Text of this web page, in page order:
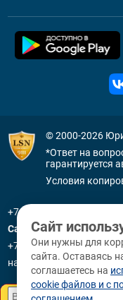
© 2000-2026
*Ответ на
гарантируется
Условия
+7 (800) 505-91-11
Санкт-Петербург
+7 (812) 336-92-64
наб. р. Фонтанки, д. 59
Сайт
Они нужны для
сайта. Оставаясь
соглашаетесь на
cookie файлов и с